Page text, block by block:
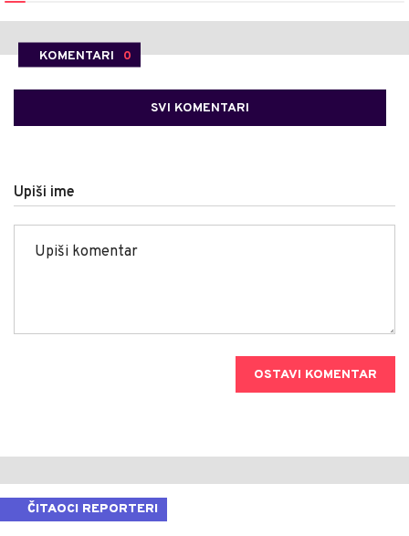
KOMENTARI 0
SVI KOMENTARI
Upiši ime
OSTAVI KOMENTAR
ČITAOCI REPORTERI